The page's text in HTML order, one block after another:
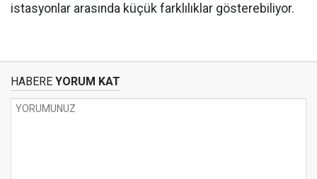
istasyonlar arasında küçük farklılıklar gösterebiliyor.
HABERE YORUM KAT